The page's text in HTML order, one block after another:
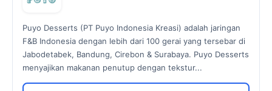
Puyo Desserts (PT Puyo Indonesia Kreasi) adalah jaringan
F&B Indonesia dengan lebih dari 100 gerai yang tersebar di
Jabodetabek, Bandung, Cirebon & Surabaya. Puyo Desserts
menyajikan makanan penutup dengan tekstur...